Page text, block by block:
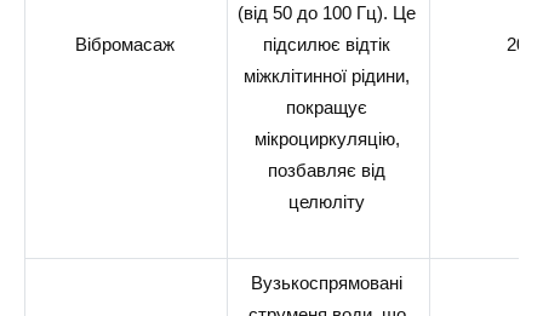
Вібромасаж
(від 50 до 100 Гц). Це
підсилює відтік
міжклітинної рідини,
покращує
мікроциркуляцію,
позбавляє від
целюліту
20-
Вузькоспрямовані